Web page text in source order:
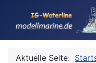
Aktuelle Seite: